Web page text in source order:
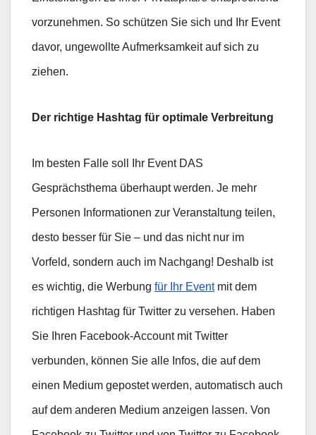
vorzunehmen. So schützen Sie sich und Ihr Event
davor, ungewollte Aufmerksamkeit auf sich zu
ziehen.
Der richtige Hashtag für optimale Verbreitung
Im besten Falle soll Ihr Event DAS
Gesprächsthema überhaupt werden. Je mehr
Personen Informationen zur Veranstaltung teilen,
desto besser für Sie – und das nicht nur im
Vorfeld, sondern auch im Nachgang! Deshalb ist
es wichtig, die Werbung für Ihr Eventmit dem
richtigen Hashtag für Twitter zu versehen. Haben
Sie Ihren Facebook-Account mit Twitter
verbunden, können Sie alle Infos, die auf dem
einen Medium gepostet werden, automatisch auch
auf dem anderen Medium anzeigen lassen. Von